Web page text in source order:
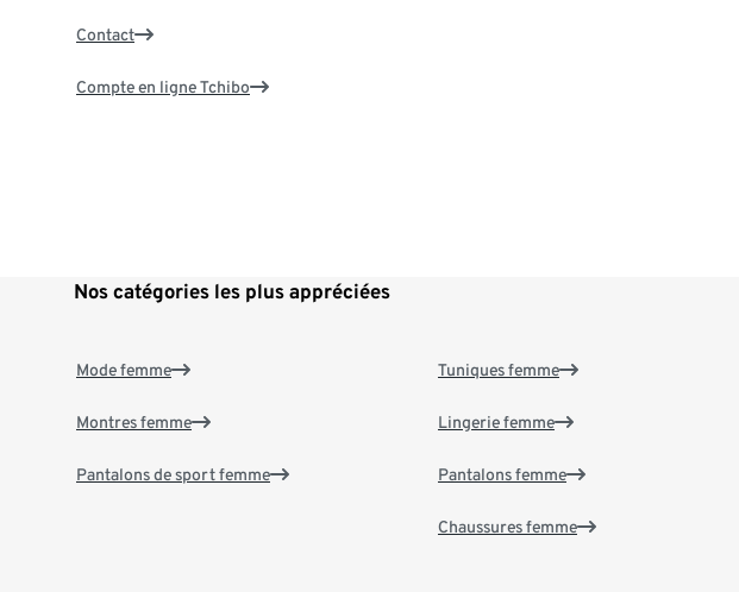
Contact
Compte en ligne Tchibo
Nos catégories les plus appréciées
Mode femme
Montres femme
Pantalons de sport femme
Tuniques femme
Lingerie femme
Pantalons femme
Chaussures femme